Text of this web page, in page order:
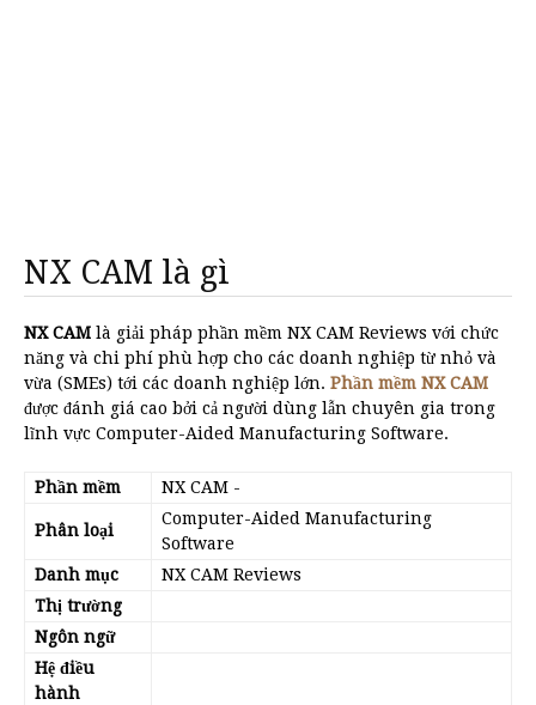
NX CAM là gì
NX CAM là giải pháp phần mềm NX CAM Reviews với chức
năng và chi phí phù hợp cho các doanh nghiệp từ nhỏ và
vừa (SMEs) tới các doanh nghiệp lớn. Phần mềm NX CAM
được đánh giá cao bởi cả người dùng lẫn chuyên gia trong
lĩnh vực Computer-Aided Manufacturing Software.
Phần mềm NX CAM -
Phân loại
Computer-Aided Manufacturing
Software
Danh mục
NX CAM Reviews
Thị trường
Ngôn ngữ
Hệ điều
hành